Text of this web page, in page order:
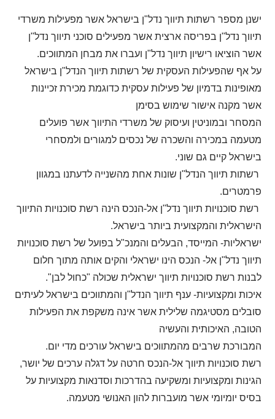
ישנן מספר רשתות תיווך נדל"ן בישראל אשר מפעילות משרדי
תיווך נדל"ן בפריסה ארצית אשר מפעילים סוכני תיווך נדל"ן
אשר הוציאו רישיון תיווך נדל"ן ועברו את מבחן המתווכים.
על אף שהפעילות העסקית של רשתות תיווך הנדל"ן בישראל
מאופינות בדמיון של פעילות עסקית כדוגמת מכירת זכיינות
אשר מקנה אישור שימוש בסימן
המסחר ובמוניטין ועיסוק של משרדי התיווך אשר פועלים
מטעמה במכירה והשכרה של נכסים למגורים ולמסחרי
בישראל קיים גם שוני.
רשתות תיווך הנדל"ן שונות אחת מהשנייה לדעתנו במגוון
פרמטרים.
רשת סוכנויות תיווך נדל"ן אל-הנכס הינה רשת סוכנויות התיווך
הישראלית והמקצועית ביותר בישראל.
ישראליות- המייסד, הבעלים והמנכ"ל בפועל של רשת סוכנויות
תיווך נדל"ן אל- הנכס הינו ישראלי והקים אותה מתוך חלום
לבנות רשת סוכנויות תיווך ישראלית שכולה "כחול לבן".
איכות ומקצועיות- ענף תיווך הנדל"ן והמתווכים בישראל לעיתים
סובלים מסטיגמה שלילית אשר אינה משקפת את הפעילות
הטובה, האיכותית והעשיה
המבורכת שרבים מהמתווכים בישראל עורכים מדי יום.
רשת סוכנויות תיווך אל-הנכס חרטה על דגלה ערכים של יושר,
הגינות ומקצועיות ומשקיעה בהדרכות וסדנאות מקצועיות על
בסיס יומיומי אשר מועברות להון האנושי מטעמה.